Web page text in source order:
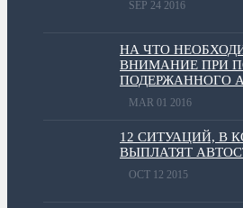
SEP 24 2016
НА ЧТО
ВНИМАНИЕ ПРИ
ПОДЕРЖАННОГО
MAR 01 2016
12 СИТУАЦИЙ, В
ВЫПЛАТЯТ
OCT 12 2015